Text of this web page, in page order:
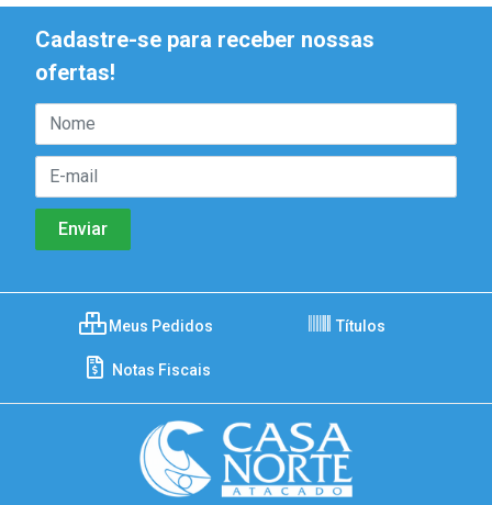
Cadastre-se para receber nossas
ofertas!
Meus Pedidos Títulos
Notas Fiscais